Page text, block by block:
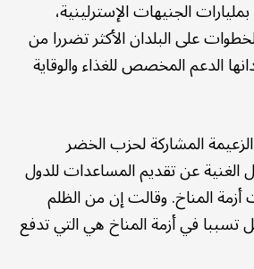
الجنيهات الإسترلينية،
على البلدان الأكثر تضررا من
الدعم المخصص للغذاء والوقاية
المشاركة لحزب الخضر
الغنية عن تقديم المساعدات للدول
المناخ. وقالت إن من الظلم
تسببا في أزمة المناخ هي التي تدفع